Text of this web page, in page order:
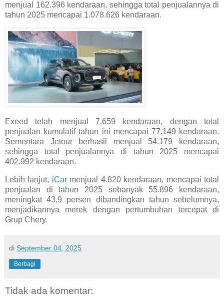
menjual 162.396 kendaraan, sehingga total penjualannya di
tahun 2025 mencapai 1.078.626 kendaraan.
Exeed telah menjual 7.659 kendaraan, dengan total
penjualan kumulatif tahun ini mencapai 77.149 kendaraan.
Sementara Jetour berhasil menjual 54.179 kendaraan,
sehingga total penjualannya di tahun 2025 mencapai
402.992 kendaraan.
Lebih lanjut, iCarmenjual 4.820 kendaraan, mencapai total
penjualan di tahun 2025 sebanyak 55.896 kendaraan,
meningkat 43,9 persen dibandingkan tahun sebelumnya,
menjadikannya merek dengan pertumbuhan tercepat di
Grup Chery.
di September 04, 2025
Berbagi
Tidak ada komentar: